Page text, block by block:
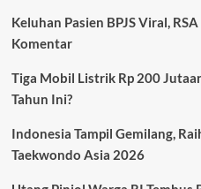
Baru
Keluhan Pasien BPJS Viral,
Komentar
Tiga Mobil Listrik Rp 200
Tahun Ini?
Indonesia Tampil Gemilang,
Taekwondo Asia 2026